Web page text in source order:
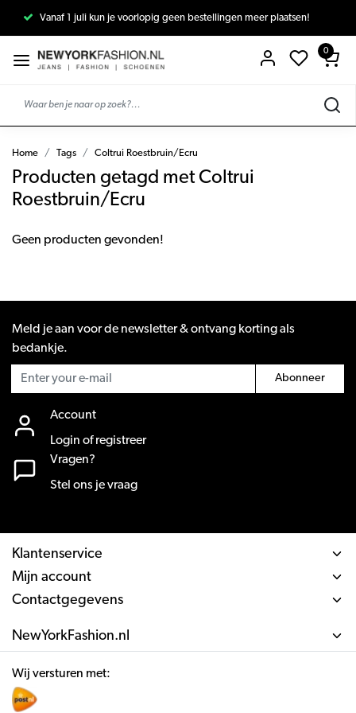
Vanaf 1 juli kun je voorlopig geen bestellingen meer plaatsen!
0
Home Tags Coltrui Roestbruin/Ecru
Producten getagd met Coltrui
Roestbruin/Ecru
Geen producten gevonden!
Meld je aan voor de newsletter & ontvang korting als
bedankje.
Abonneer
Account
Login of registreer
Vragen?
Stel ons je vraag
Klantenservice
Mijn account
Contactgegevens
NewYorkFashion.nl
Wij versturen met: